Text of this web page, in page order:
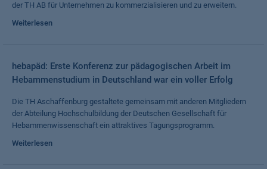
der TH AB für Unternehmen zu kommerzialisieren und zu erweitern.
Weiterlesen
hebapäd: Erste Konferenz zur pädagogischen Arbeit im
Hebammenstudium in Deutschland war ein voller Erfolg
Die TH Aschaffenburg gestaltete gemeinsam mit anderen Mitgliedern
der Abteilung Hochschulbildung der Deutschen Gesellschaft für
Hebammenwissenschaft ein attraktives Tagungsprogramm.
Weiterlesen